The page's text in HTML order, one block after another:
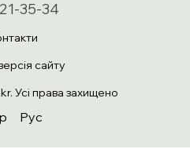
35-34
сайту
Усі права захищено
Рус